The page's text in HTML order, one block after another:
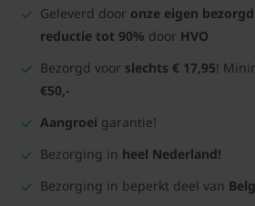
Geleverd door onze eigen
reductie tot 90% door HVO
Bezorgd voor slechts € 17,95!
€50,-
Aangroei garantie!
Bezorging in heel Nederland!
Bezorging in beperkt deel van